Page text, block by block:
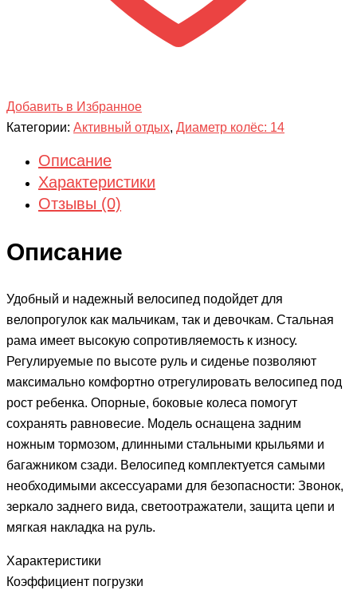
Добавить в Избранное
Категории: Активный отдых, Диаметр колёс: 14
Описание
Характеристики
Отзывы (0)
Описание
Удобный и надежный велосипед подойдет для
велопрогулок как мальчикам, так и девочкам. Стальная
рама имеет высокую сопротивляемость к износу.
Регулируемые по высоте руль и сиденье позволяют
максимально комфортно отрегулировать велосипед под
рост ребенка. Опорные, боковые колеса помогут
сохранять равновесие. Модель оснащена задним
ножным тормозом, длинными стальными крыльями и
багажником сзади. Велосипед комплектуется самыми
необходимыми аксессуарами для безопасности: Звонок,
зеркало заднего вида, светоотражатели, защита цепи и
мягкая накладка на руль.
Характеристики
Коэффициент погрузки